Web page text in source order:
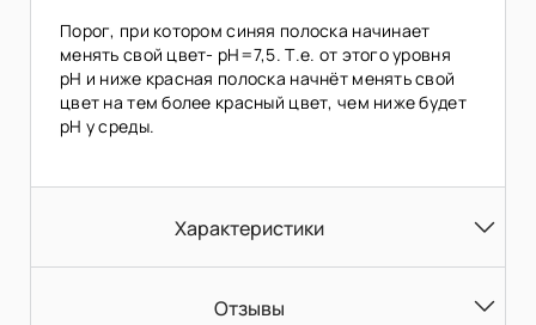
Порог, при котором синяя полоска начинает
менять свой цвет- pH=7,5. Т.е. от этого уровня
pH и ниже красная полоска начнёт менять свой
цвет на тем более красный цвет, чем ниже будет
pH у среды.
Характеристики
Отзывы